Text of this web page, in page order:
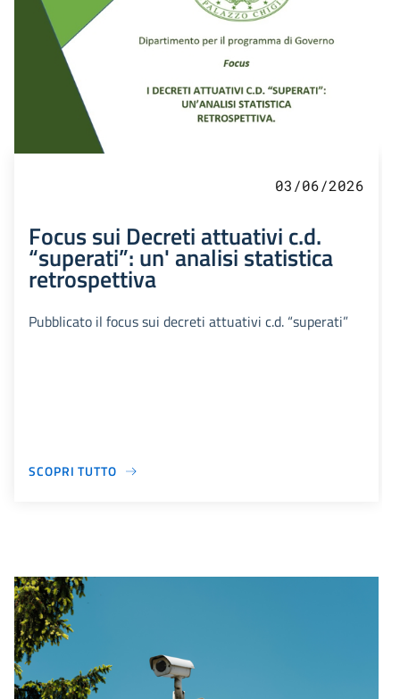
03/06/2026
Focus sui Decreti attuativi c.d.
“superati”: un' analisi statistica
retrospettiva
Pubblicato il focus sui decreti attuativi c.d. “superati”
SCOPRI TUTTO